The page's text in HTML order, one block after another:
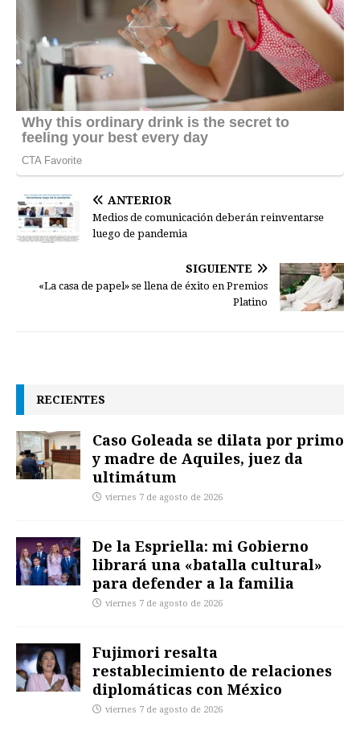
ANTERIOR
Medios de comunicación deberán reinventarse
luego de pandemia
SIGUIENTE
«La casa de papel» se llena de éxito en Premios
Platino
RECIENTES
Caso Goleada se dilata por primo
y madre de Aquiles, juez da
ultimátum
viernes 7 de agosto de 2026
De la Espriella: mi Gobierno
librará una «batalla cultural»
para defender a la familia
viernes 7 de agosto de 2026
Fujimori resalta
restablecimiento de relaciones
diplomáticas con México
viernes 7 de agosto de 2026